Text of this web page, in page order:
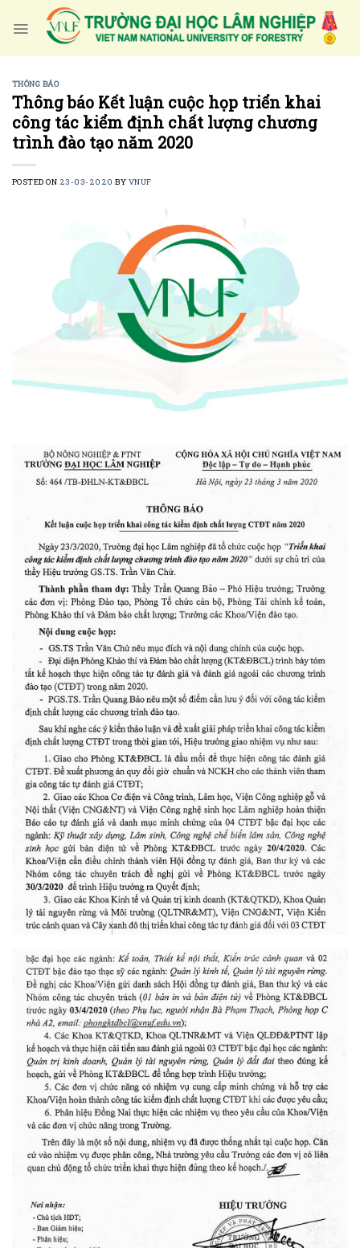
THÔNG BÁO
Thông báo Kết luận cuộc họp triển khai
công tác kiểm định chất lượng chương
trình đào tạo năm 2020
POSTED ON 23-03-2020 BY VNUF